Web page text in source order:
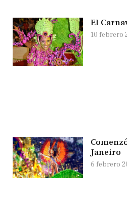
El
10 febrero
Janeiro
6 febrero